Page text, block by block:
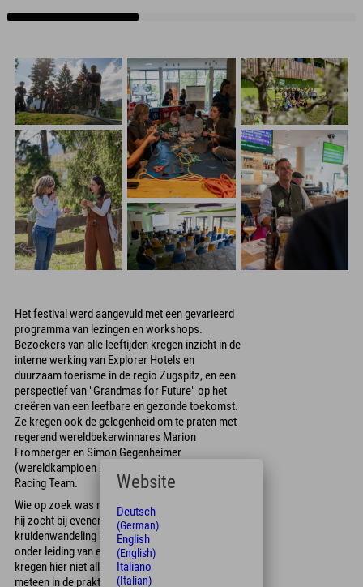
Het festival werd aangevuld met een gevarieerd
programma van lezingen en workshops.
Bezoekers van alle leeftijden kregen inzicht in de
interne werking van Explorer Hotels en
duurzaam toerisme in de regio Zugspitz, en een
perspectief van "Grandmas for Future" op het
creëren van een leefbare en gezonde toekomst.
Ze kregen ook de gelegenheid om te praten met
regerend wereldbekerwinnares Marion
Fromberger en Simon Gegenheimer
(wereldkampioen 2021) van het Mountainbike
Racing Team.
Wie op zoek was naar praktische tips, vond wat
hij zocht bij evenementen zoals de
kruidenwandeling met Vildvuchs en de workshop
onder leiding van een boswachter. "Bezoekers
kregen hier niet alleen tips, maar konden die ook
meteen in de praktijk brengen", benadrukte Katja
Website
Deutsch
(German)
English
(English)
Italiano
(Italian)